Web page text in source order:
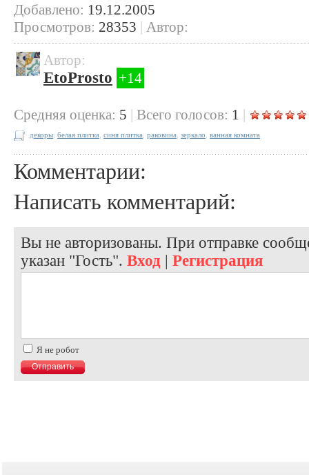
Добавлено: 19.12.2005
Просмотров: 28353 | Автор:
Автор:
EtoProsto +14
Cредняя оценка: 5 | Всего голосов: 1 |
декоры белая плитка синя плитка раковина зеркало ванная комната
Комментарии:
Написать комментарий:
Вы не авторизованы. При отправке
указан "Гость". Вход | Регистрация
Я не робот